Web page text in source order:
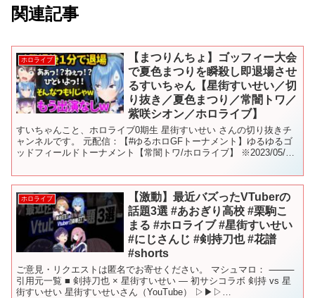
関連記事
ホロライブ
【まつりんちょ】ゴッフィー大会
で夏色まつりを瞬殺し即退場させ
るすいちゃん【星街すいせい／切
り抜き／夏色まつり／常闇トワ／
紫咲シオン／ホロライブ】
すいちゃんこと、ホロライブ0期生 星街すいせい さんの切り抜きチ
ャンネルです。 元配信：【#ゆるホロGFトーナメント】ゆるゆるゴ
ッドフィールドトーナメント【常闇トワ/ホロライブ】 ※2023/05/19
ホロライブ
【激動】最近バズったVTuberの
話題3選 #あおぎり高校 #栗駒こ
まる #ホロライブ #星街すいせい
#にじさんじ #剣持刀也 #花譜
#shorts
ご意見・リクエストは匿名でお寄せください。 マシュマロ： ⸻
引用元一覧 ■ 剣持刀也 × 星街すいせい — 初サシコラボ 剣持 vs 星
街すいせい 星街すいせいさん（YouTube） ▷▶▷